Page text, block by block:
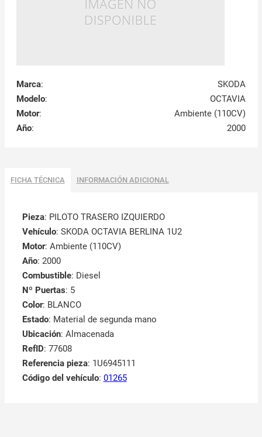
Marca:
SKODA
Modelo:
OCTAVIA
Motor:
Ambiente (110CV)
Año: 2000
FICHA TÉCNICA INFORMACIÓN ADICIONAL
Pieza: PILOTO TRASERO IZQUIERDO
Vehículo: SKODA OCTAVIA BERLINA 1U2
Motor: Ambiente (110CV)
Año: 2000
Combustible: Diesel
Nº Puertas: 5
Color: BLANCO
Estado: Material de segunda mano
Ubicación: Almacenada
RefID: 77608
Referencia pieza: 1U6945111
Código del vehículo: 01265